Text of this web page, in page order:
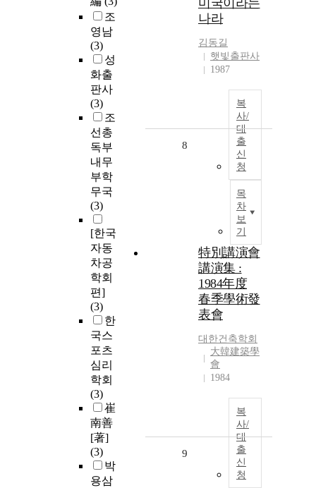
조
영남
(3)
성
화출
판사
(3)
조
선총
독부
내무
부학
무국
(3)
[한국
자동
차공
학회
편]
(3)
한
국스
포츠
심리
학회
(3)
崔
南善
[著]
(3)
박
용삼
미국이라는
나라
김동길
햇빛출판사
1987
복
사/
대
출
신
청
목
차
보
기
8
特別講演會
講演集 :
1984年度
春季學術發
表會
대한건축학회
大韓建築學
會
1984
복
사/
대
출
신
청
9